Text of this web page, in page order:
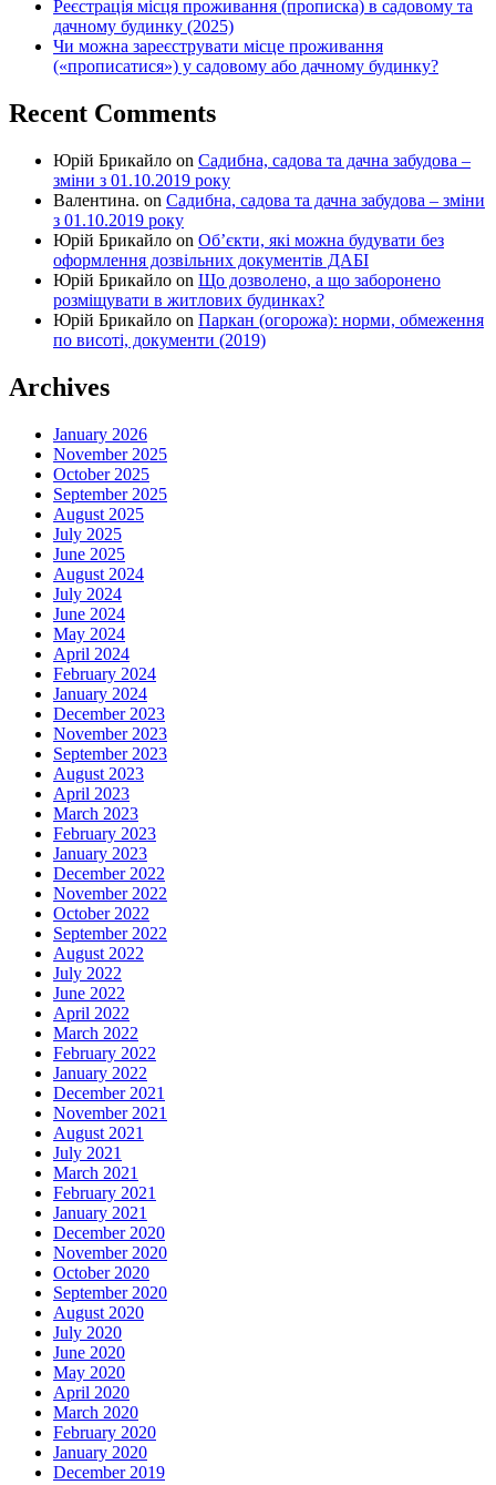
Реєстрація місця проживання (прописка) в садовому та
дачному будинку (2025)
Чи можна зареєструвати місце проживання
(«прописатися») у садовому або дачному будинку?
Recent Comments
Юрій Брикайло on Садибна, садова та дачна забудова –
зміни з 01.10.2019 року
Валентина. on Садибна, садова та дачна забудова – зміни
з 01.10.2019 року
Юрій Брикайло on Об’єкти, які можна будувати без
оформлення дозвільних документів ДАБІ
Юрій Брикайло on Що дозволено, а що заборонено
розміщувати в житлових будинках?
Юрій Брикайло on Паркан (огорожа): норми, обмеження
по висоті, документи (2019)
Archives
January 2026
November 2025
October 2025
September 2025
August 2025
July 2025
June 2025
August 2024
July 2024
June 2024
May 2024
April 2024
February 2024
January 2024
December 2023
November 2023
September 2023
August 2023
April 2023
March 2023
February 2023
January 2023
December 2022
November 2022
October 2022
September 2022
August 2022
July 2022
June 2022
April 2022
March 2022
February 2022
January 2022
December 2021
November 2021
August 2021
July 2021
March 2021
February 2021
January 2021
December 2020
November 2020
October 2020
September 2020
August 2020
July 2020
June 2020
May 2020
April 2020
March 2020
February 2020
January 2020
December 2019